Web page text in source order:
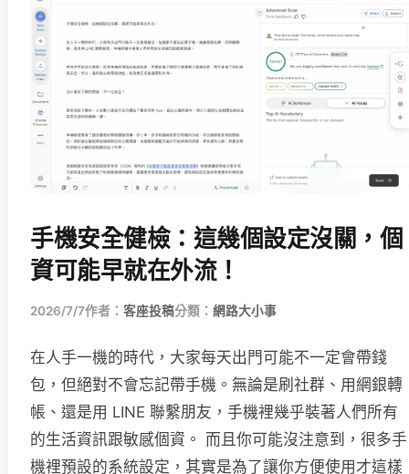
手機安全健檢：這幾個設定沒關，個
資可能早就在外流！
2026/7/7作者： 客座投稿分類： 網路大小事
在人手一機的時代，大家每天出門可能不一定會帶錢
包，但絕對不會忘記帶手機。無論是刷社群、用網銀轉
帳、還是用 LINE 聯繫朋友，手機裡幾乎裝著人們所有
的生活資訊跟敏感個資。 而且你可能沒注意到，很多手
機裡預設的系統設定，其實是為了讓你方便使用才這樣